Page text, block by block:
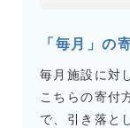
「毎月」の
毎月施設に対
こちらの寄付
で、引き落と